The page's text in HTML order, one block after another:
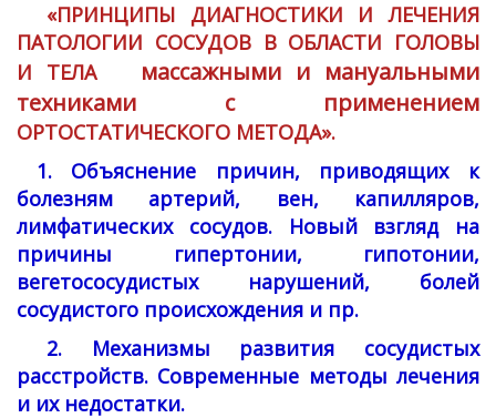
«ПРИНЦИПЫ ДИАГНОСТИКИ И ЛЕЧЕНИЯ
ПАТОЛОГИИ СОСУДОВ В ОБЛАСТИ ГОЛОВЫ
И ТЕЛА массажными и мануальными
техниками с применением
ОРТОСТАТИЧЕСКОГО МЕТОДА».
1. Объяснение причин, приводящих к
болезням артерий, вен, капилляров,
лимфатических сосудов. Новый взгляд на
причины гипертонии, гипотонии,
вегетососудистых нарушений, болей
сосудистого происхождения и пр.
2. Механизмы развития сосудистых
расстройств. Современные методы лечения
и их недостатки.